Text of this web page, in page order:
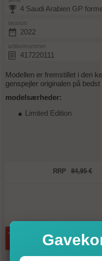
4 Saudi Arabien GP
season
2022
artikelnummer
417220111
Modellen er fremstillet i den
genspejler originalen på
modelsærheder:
Limited Edition
RRP 84,95 €
mængde: